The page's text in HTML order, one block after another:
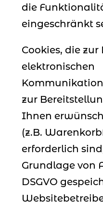
die
eingeschränkt
Cookies, die
elektronischen
zur
Ihnen
(z.B.
erforderlich
Grundlage von
DSGVO